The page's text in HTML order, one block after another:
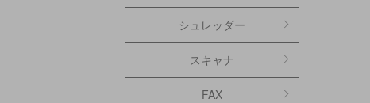
シュレッダー
スキャナ
FAX